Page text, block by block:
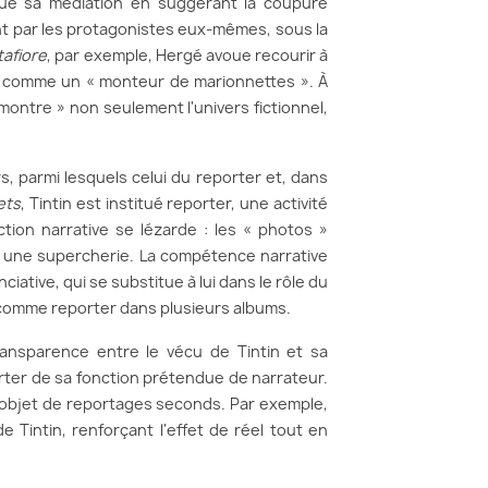
les protagonistes eux-mêmes, sous la
, par exemple, Hergé avoue recourir à
un « monteur de marionnettes ». À
» non seulement l'univers fictionnel,
parmi lesquels celui du reporter et, dans
, Tintin est institué reporter, une activité
narrative se lézarde : les « photos »
supercherie. La compétence narrative
qui se substitue à lui dans le rôle du
reporter dans plusieurs albums.
entre le vécu de Tintin et sa
de sa fonction prétendue de narrateur.
de reportages seconds. Par exemple,
Tintin, renforçant l'effet de réel tout en